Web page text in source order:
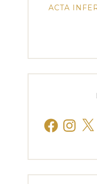
ACTA
FacebookInstagram
X